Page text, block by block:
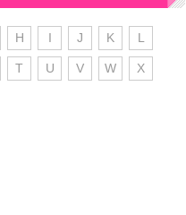
H I J K L
T U V W X